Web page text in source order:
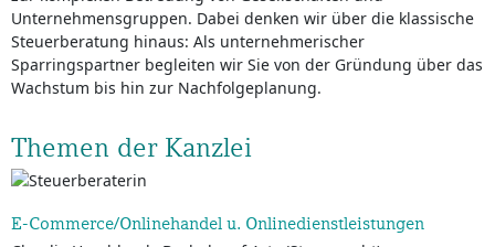
Unternehmensgruppen. Dabei denken wir über die klassische
Steuerberatung hinaus: Als unternehmerischer
Sparringspartner begleiten wir Sie von der Gründung über das
Wachstum bis hin zur Nachfolgeplanung.
Themen der Kanzlei
E-Commerce/Onlinehandel u. Onlinedienstleistungen